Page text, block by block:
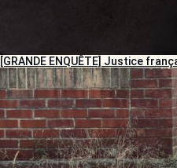
[GRANDE ENQUÊTE] Justice